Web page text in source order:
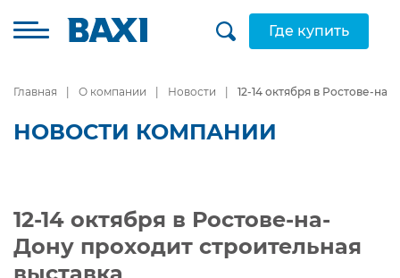
Где купить
Главная О компании Новости 12-14 октября в Ростове-
НОВОСТИ КОМПАНИИ
12-14 октября в Ростове-на-
Дону проходит строительная